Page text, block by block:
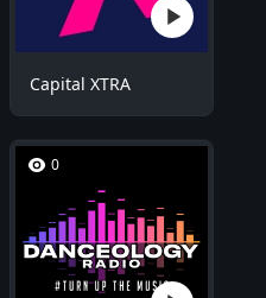
Capital XTRA
0